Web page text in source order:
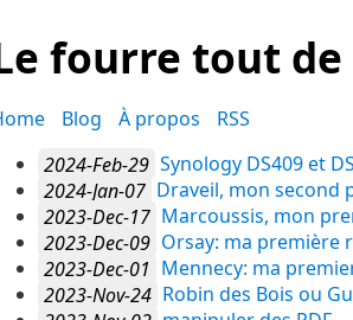
fourre tout de
Blog À propos
RSS
2024-Feb-29 Synology DS409 et
2024-Jan-07 Draveil, mon second
2023-Dec-17 Marcoussis, mon
2023-Dec-09 Orsay: ma première
2023-Dec-01 Mennecy: ma
2023-Nov-24 Robin des Bois ou